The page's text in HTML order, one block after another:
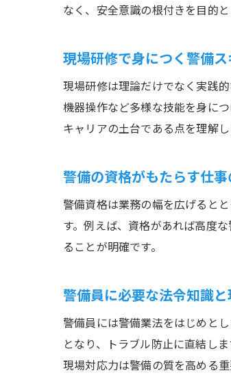
なく、安全意識の根付きを目的と
現場研修で身につく警備
現場研修は理論だけでなく実践
機器操作など多様な技能を身に
キャリアの土台である点を理解し
警備の資格がもたらす仕
警備資格は業務の幅を広げると
す。例えば、資格があれば高度
ることが明確です。
警備員に必要な法令知識
警備員には警備業法をはじめと
となり、トラブル防止に直結し
現場対応力は警備の質を高める重